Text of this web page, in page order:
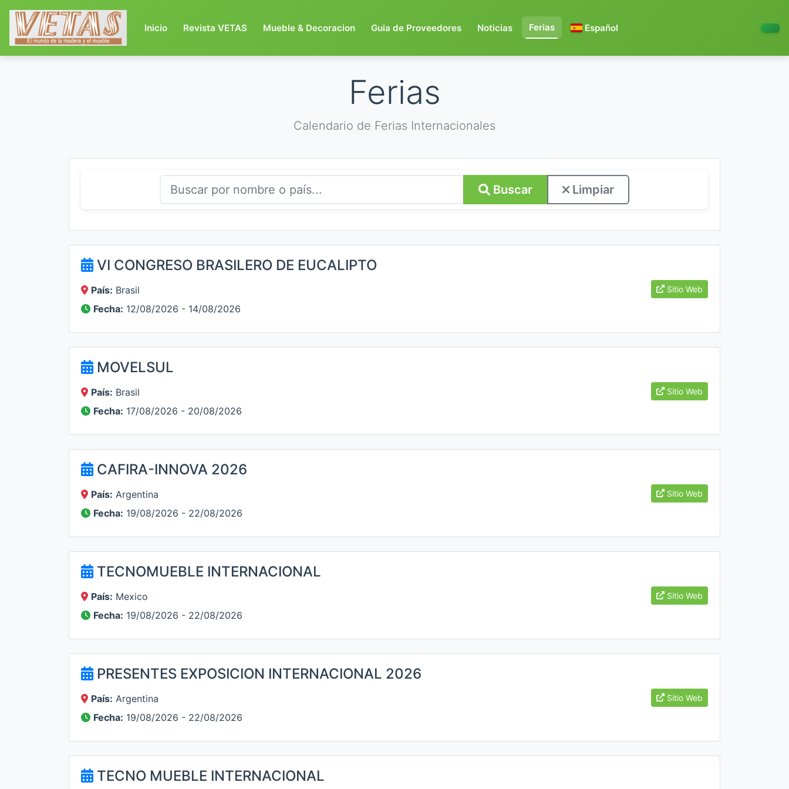
Inicio(current)
Revista VETAS Mueble & Decoracion Guia de Proveedores Noticias Ferias Español
Ferias
Calendario de Ferias Internacionales
Buscar Limpiar
VI CONGRESO BRASILERO DE EUCALIPTO
País: Brasil
Fecha: 12/08/2026 - 14/08/2026
Sitio Web
MOVELSUL
País: Brasil
Fecha: 17/08/2026 - 20/08/2026
Sitio Web
CAFIRA-INNOVA 2026
País: Argentina
Fecha: 19/08/2026 - 22/08/2026
Sitio Web
TECNOMUEBLE INTERNACIONAL
País: Mexico
Fecha: 19/08/2026 - 22/08/2026
Sitio Web
PRESENTES EXPOSICION INTERNACIONAL 2026
País: Argentina
Fecha: 19/08/2026 - 22/08/2026
Sitio Web
TECNO MUEBLE INTERNACIONAL